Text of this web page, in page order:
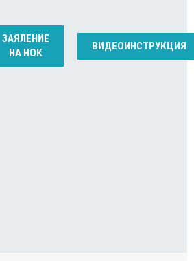
ЗАЯЛЕНИЕ
НА НОК
ВИДЕОИНСТРУКЦИЯ